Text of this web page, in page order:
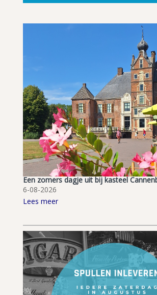
Een zomers dagje uit bij kasteel
6-08-2026
Lees meer